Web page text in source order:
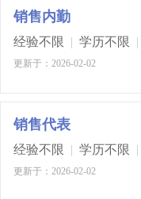
销售内勤
经验不限 | 学历不限 |
更新于：2026-02-02
销售代表
经验不限 | 学历不限 |
更新于：2026-02-02